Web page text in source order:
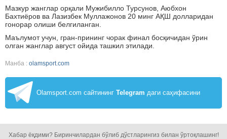
Мазкур жанглар орқали Мужибилло Турсунов, Аюбхон
Бахтиёров ва Лазизбек Муллажонов 20 минг АҚШ долларидан
гонорар олиши белгиланган.
Маълумот учун, гран-прининг чорак финал босқичидан ўрин
олган жанглар август ойида ташкил этилади.
Манба : olamsport.com
Olamsport.com сайтининг Telegram даги саҳифасини
Хабар ёқдими? Биринчилардан бўлиб дўстларингиз билан ўртоқлашинг!